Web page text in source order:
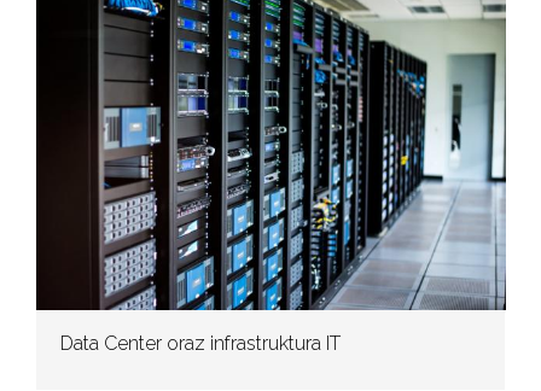
Data Center oraz infrastruktura IT